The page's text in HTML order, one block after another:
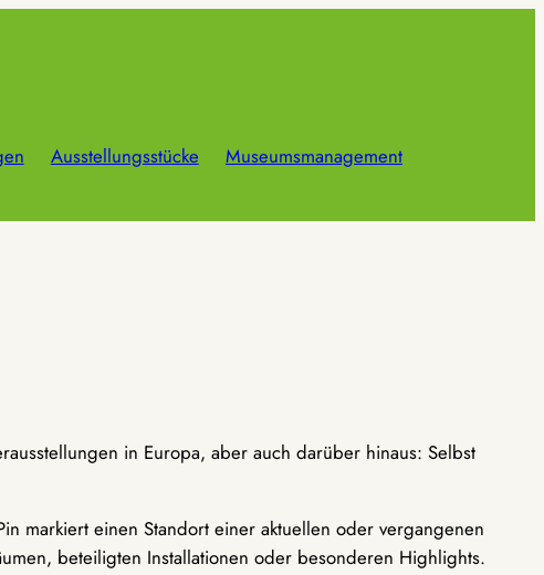
Ausstellungsstücke
Museumsmanagement
in Europa, aber auch darüber hinaus: Selbst
markiert einen Standort einer aktuellen oder vergangenen
beteiligten Installationen oder besonderen Highlights.